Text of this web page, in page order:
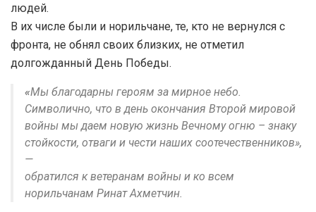
людей.
В их числе были и норильчане, те, кто не вернулся с
фронта, не обнял своих близких, не отметил
долгожданный День Победы.
«Мы благодарны героям за мирное небо.
Символично, что в день окончания Второй мировой
войны мы даем новую жизнь Вечному огню – знаку
стойкости, отваги и чести наших соотечественников»,
—
обратился к ветеранам войны и ко всем
норильчанам Ринат Ахметчин.